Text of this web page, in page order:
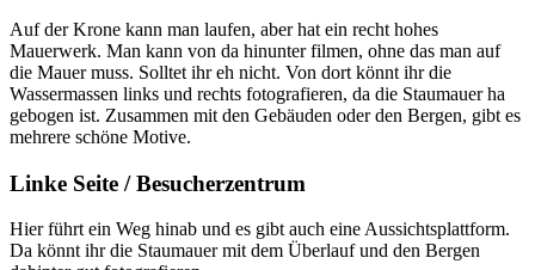
Auf der Krone kann man laufen, aber hat ein recht hohes
Mauerwerk. Man kann von da hinunter filmen, ohne das man auf
die Mauer muss. Solltet ihr eh nicht. Von dort könnt ihr die
Wassermassen links und rechts fotografieren, da die Staumauer ha
gebogen ist. Zusammen mit den Gebäuden oder den Bergen, gibt es
mehrere schöne Motive.
Linke Seite / Besucherzentrum
Hier führt ein Weg hinab und es gibt auch eine Aussichtsplattform.
Da könnt ihr die Staumauer mit dem Überlauf und den Bergen